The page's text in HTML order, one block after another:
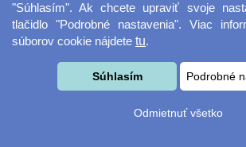
"Súhlasím". Ak chcete upraviť svoje
tlačidlo "Podrobné nastavenia". Viac
súborov cookie nájdete tu.
Súhlasím Podrobné
Odmietnuť všetko